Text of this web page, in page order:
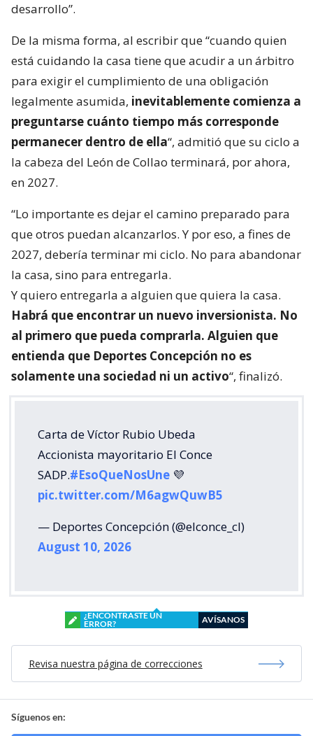
desarrollo”.
De la misma forma, al escribir que “cuando quien
está cuidando la casa tiene que acudir a un árbitro
para exigir el cumplimiento de una obligación
legalmente asumida, inevitablemente comienza a
preguntarse cuánto tiempo más corresponde
permanecer dentro de ella“, admitió que su ciclo a
la cabeza del León de Collao terminará, por ahora,
en 2027.
“Lo importante es dejar el camino preparado para
que otros puedan alcanzarlos. Y por eso, a fines de
2027, debería terminar mi ciclo. No para abandonar
la casa, sino para entregarla.
Y quiero entregarla a alguien que quiera la casa.
Habrá que encontrar un nuevo inversionista. No
al primero que pueda comprarla. Alguien que
entienda que Deportes Concepción no es
solamente una sociedad ni un activo“, finalizó.
Carta de Víctor Rubio Ubeda
Accionista mayoritario El Conce
SADP.#EsoQueNosUne 💜
pic.twitter.com/M6agwQuwB5
— Deportes Concepción (@elconce_cl)
August 10, 2026
¿ENCONTRASTE UN
ERROR?
AVÍSANOS
Revisa nuestra página de correcciones
Síguenos en: